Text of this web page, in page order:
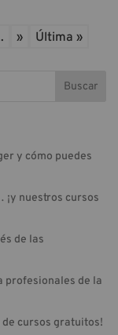
» Última »
Buscar
y cómo puedes
nuestros cursos
de las
profesionales de la
cursos gratuitos!